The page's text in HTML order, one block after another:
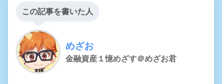
この記事を書いた人
めざお
金融資産１憶めざす＠めざお君